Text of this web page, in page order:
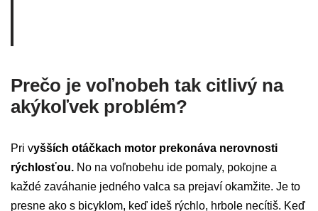
Prečo je voľnobeh tak citlivý na
akýkoľvek problém?
Pri vyšších otáčkach motor prekonáva nerovnosti
rýchlosťou. No na voľnobehu ide pomaly, pokojne a
každé zaváhanie jedného valca sa prejaví okamžite. Je to
presne ako s bicyklom, keď ideš rýchlo, hrbole necítiš. Keď